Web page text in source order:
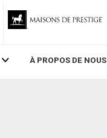
RLP
À PROPOS DE NOUS